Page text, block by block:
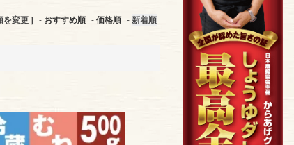
を変更 ] - おすすめ順 -価格順 -新着順